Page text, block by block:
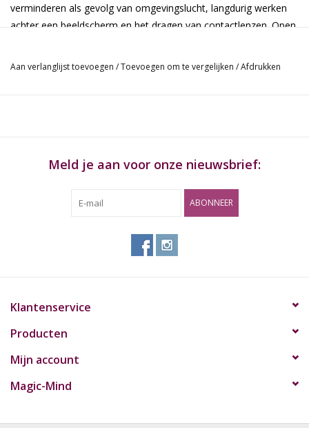
verminderen als gevolg van omgevingslucht, langdurig werken
achter een beeldscherm en het dragen van contactlenzen. Open
2 druppels per oog, zolang als nodig.
Een flesje bevat 15 ml isotone oplossing met plantenextracten
zoals kamille en ogentroost
Aan verlanglijst toevoegen /Toevoegen om te vergelijken /Afdrukken
Meld je aan voor onze nieuwsbrief:
ABONNEER
Klantenservice
Producten
Mijn account
Magic-Mind